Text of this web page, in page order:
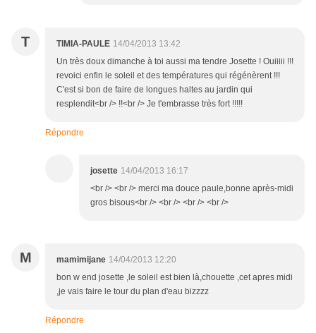
T TIMIA-PAULE 14/04/2013 13:42
Un très doux dimanche à toi aussi ma tendre Josette ! Ouiiiii !!!
revoici enfin le soleil et des températures qui régénèrent !!!
C'est si bon de faire de longues haltes au jardin qui
resplendit<br /> !!<br /> Je t'embrasse très fort !!!!!
Répondre
josette 14/04/2013 16:17
<br /> <br /> merci ma douce paule,bonne après-midi
gros bisous<br /> <br /> <br /> <br />
M mamimijane 14/04/2013 12:20
bon w end josette ,le soleil est bien là,chouette ,cet apres midi
,je vais faire le tour du plan d'eau bizzzz
Répondre